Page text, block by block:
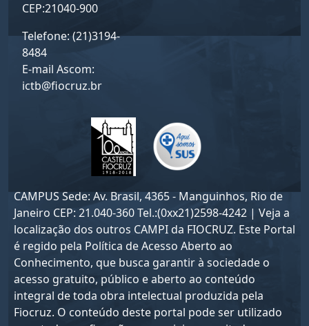
CEP:21040-900
Telefone: (21)3194-
8484
E-mail Ascom:
ictb@fiocruz.br
CAMPUS Sede: Av. Brasil, 4365 - Manguinhos, Rio de
Janeiro CEP: 21.040-360 Tel.:(0xx21)2598-4242 | Veja a
localização dos outros CAMPI da FIOCRUZ. Este Portal
é regido pela Política de Acesso Aberto ao
Conhecimento, que busca garantir à sociedade o
acesso gratuito, público e aberto ao conteúdo
integral de toda obra intelectual produzida pela
Fiocruz. O conteúdo deste portal pode ser utilizado